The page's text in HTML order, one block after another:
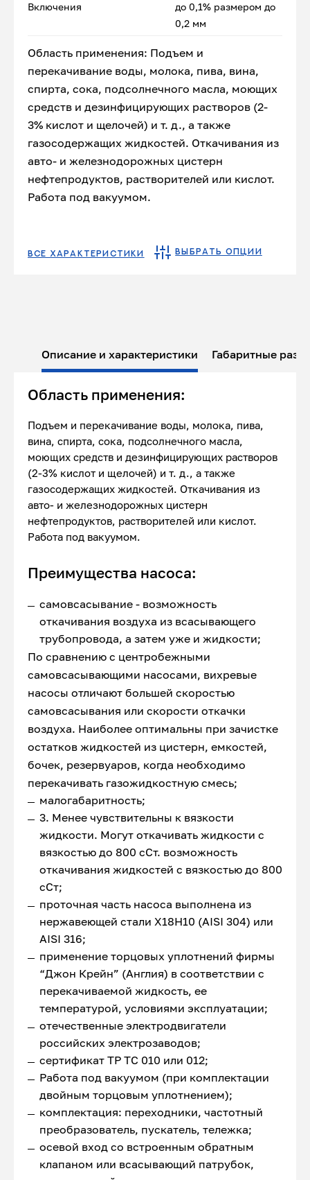
Включения
до 0,1% размером до
0,2 мм
Область применения: Подъем и
перекачивание воды, молока, пива, вина,
спирта, сока, подсолнечного масла, моющих
средств и дезинфицирующих растворов (2-
3% кислот и щелочей) и т. д., а также
газосодержащих жидкостей. Откачивания из
авто- и железнодорожных цистерн
нефтепродуктов, растворителей или кислот.
Работа под вакуумом.
ВСЕ ХАРАКТЕРИСТИКИ ВЫБРАТЬ ОПЦИИ
Описание и характеристики Габаритные
Область применения:
Подъем и перекачивание воды, молока, пива,
вина, спирта, сока, подсолнечного масла,
моющих средств и дезинфицирующих растворов
(2-3% кислот и щелочей) и т. д., а также
газосодержащих жидкостей. Откачивания из
авто- и железнодорожных цистерн
нефтепродуктов, растворителей или кислот.
Работа под вакуумом.
Преимущества насоса:
самовсасывание - возможность
откачивания воздуха из всасывающего
трубопровода, а затем уже и жидкости;
По сравнению с центробежными
самовсасывающими насосами, вихревые
насосы отличают большей скоростью
самовсасывания или скорости откачки
воздуха. Наиболее оптимальны при зачистке
остатков жидкостей из цистерн, емкостей,
бочек, резервуаров, когда необходимо
перекачивать газожидкостную смесь;
малогабаритность;
3. Менее чувствительны к вязкости
жидкости. Могут откачивать жидкости с
вязкостью до 800 сСт. возможность
откачивания жидкостей с вязкостью до 800
сСт;
проточная часть насоса выполнена из
нержавеющей стали Х18Н10 (AISI 304) или
AISI 316;
применение торцовых уплотнений фирмы
“Джон Крейн” (Англия) в соответствии с
перекачиваемой жидкость, ее
температурой, условиями эксплуатации;
отечественные электродвигатели
российских электрозаводов;
сертификат ТР ТС 010 или 012;
Работа под вакуумом (при комплектации
двойным торцовым уплотнением);
комплектация: переходники, частотный
преобразователь, пускатель, тележка;
осевой вход со встроенным обратным
клапаном или всасывающий патрубок,